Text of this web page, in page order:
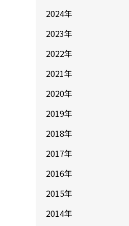
2024年
2023年
2022年
2021年
2020年
2019年
2018年
2017年
2016年
2015年
2014年